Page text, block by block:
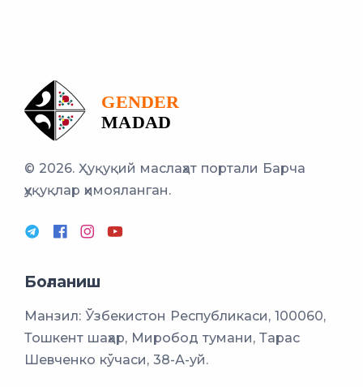
© 2026. Ҳуқуқий маслаҳат портали Барча
ҳуқуқлар ҳимояланган.
Боғланиш
Манзил: Ўзбекистон Республикаси, 100060,
Тошкент шаҳар, Миробод тумани, Тарас
Шевченко кўчаси, 38-А-уй.